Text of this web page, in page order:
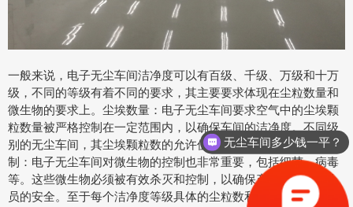
一般来说，电子无尘车间洁净度可以有百级、千级、万级和十万
级，不同的等级有着不同的要求，其主要要求体现在尘粒数量和
微生物的要求上。尘埃数量：电子无尘车间要求空气中的尘埃颗
粒数量被严格控制在一定范围内，以确保车间的洁净度。不同级
别的无尘车间，其尘埃颗粒数的允许值也不尽相同。微生物控
制：电子无尘车间对微生物的控制也非常重要，包括细菌、病毒
等。这些微生物必须被有效杀灭和控制，以确保产品的质量和人
员的安全。至于每个洁净度等级具体的尘粒数和微生物数标准由
无尘车间多少钱一平？